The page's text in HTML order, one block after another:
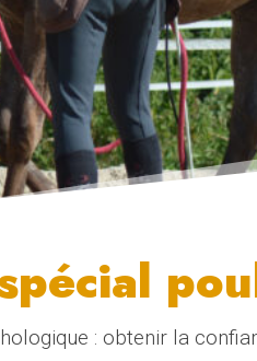
: obtenir la